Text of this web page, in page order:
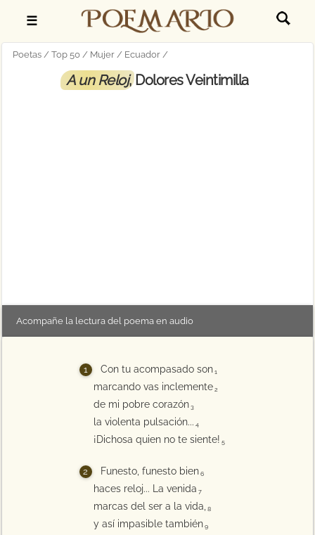
☰
Poetas Top 50 Mujer Ecuador
A un Reloj, Dolores Veintimilla
Acompañe la lectura del poema en audio
Con tu acompasado son 1
marcando vas inclemente 2
de mi pobre corazón 3
la violenta pulsación... 4
¡Dichosa quien no te siente! 5
Funesto, funesto bien 6
haces reloj... La venida 7
marcas del ser a la vida, 8
y así impasible también 9